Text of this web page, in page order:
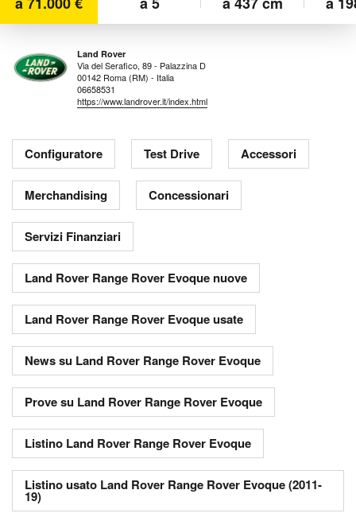
Land Rover
Via del Serafico, 89 - Palazzina D
00142 Roma (RM) - Italia
06658531
https://www.landrover.it/index.html
Configuratore Test Drive Accessori
Merchandising Concessionari
Servizi Finanziari
Land Rover Range Rover Evoque nuove
Land Rover Range Rover Evoque usate
News su Land Rover Range Rover Evoque
Prove su Land Rover Range Rover Evoque
Listino Land Rover Range Rover Evoque
Listino usato Land Rover Range Rover Evoque (2011-
19)